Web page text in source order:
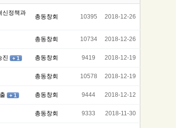
신정책과
총동창회 10395 2018-12-26
총동창회 10734 2018-12-26
진 + 1 총동창회 9419 2018-12-19
총동창회 10578 2018-12-19
+ 1 총동창회 9444 2018-12-12
총동창회 9333 2018-11-30